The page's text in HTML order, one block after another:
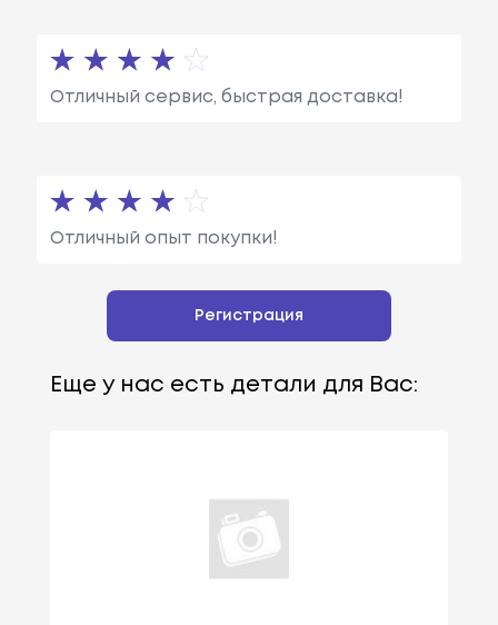
Отличный сервис, быстрая доставка!
Отличный опыт покупки!
Регистрация
Еще у нас есть детали для Вас: